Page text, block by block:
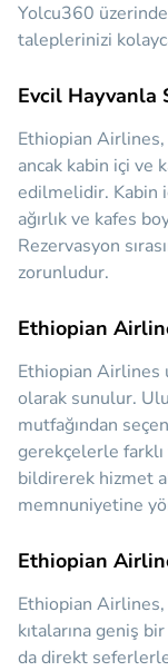
Yolcu360
taleplerinizi
Evcil Hayvanla
Ethiopian Airlines,
ancak kabin içi ve
edilmelidir. Kabin
ağırlık ve kafes
Rezervasyon
zorunludur.
Ethiopian
Ethiopian Airlines
olarak sunulur.
mutfağından
gerekçelerle
bildirerek hizmet
memnuniyetine
Ethiopian
Ethiopian
kıtalarına geniş
da direkt